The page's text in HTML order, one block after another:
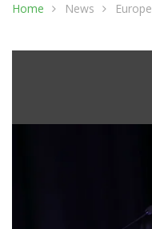
Home News Europe